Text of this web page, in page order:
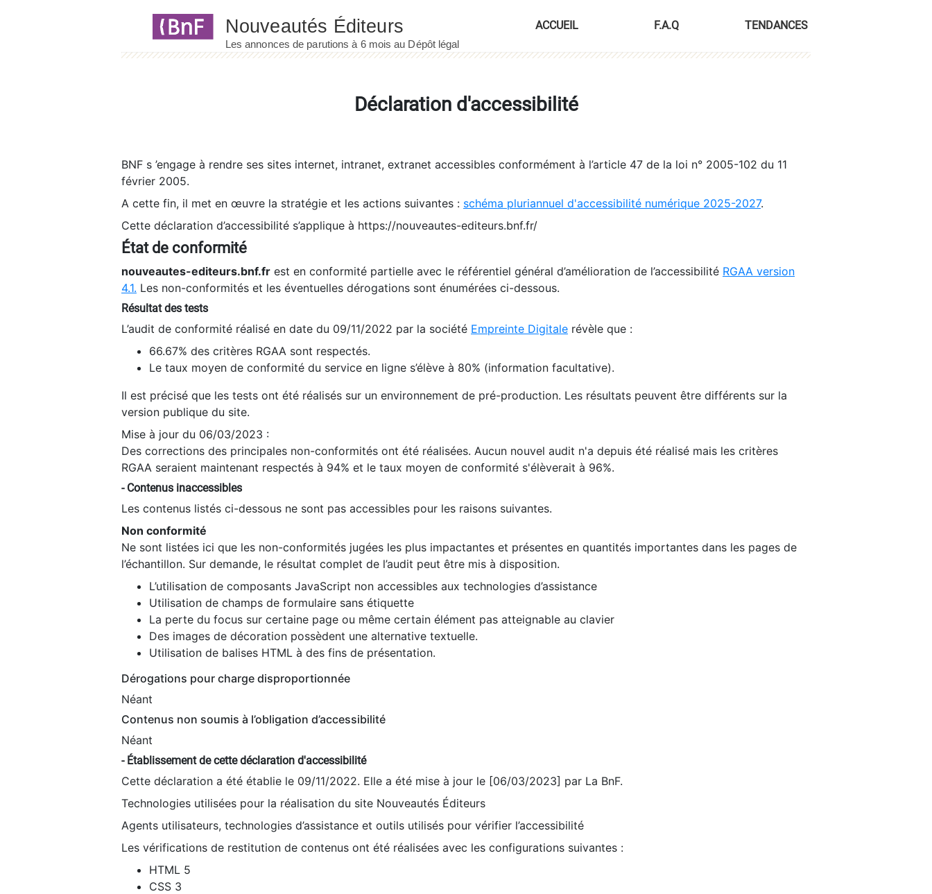
ACCUEIL F.A.Q TENDANCES
Déclaration d'accessibilité
BNF s ’engage à rendre ses sites internet, intranet, extranet accessibles conformément à l’article 47 de la loi n° 2005-102 du 11
février 2005.
A cette fin, il met en œuvre la stratégie et les actions suivantes : schéma pluriannuel d'accessibilité numérique 2025-2027.
Cette déclaration d’accessibilité s’applique à https://nouveautes-editeurs.bnf.fr/
État de conformité
nouveautes-editeurs.bnf.fr est en conformité partielle avec le référentiel général d’amélioration de l’accessibilité RGAA version
4.1. Les non-conformités et les éventuelles dérogations sont énumérées ci-dessous.
Résultat des tests
L’audit de conformité réalisé en date du 09/11/2022 par la société Empreinte Digitale révèle que :
66.67% des critères RGAA sont respectés.
Le taux moyen de conformité du service en ligne s’élève à 80% (information facultative).
Il est précisé que les tests ont été réalisés sur un environnement de pré-production. Les résultats peuvent être différents sur la
version publique du site.
Mise à jour du 06/03/2023 :
Des corrections des principales non-conformités ont été réalisées. Aucun nouvel audit n'a depuis été réalisé mais les critères
RGAA seraient maintenant respectés à 94% et le taux moyen de conformité s'élèverait à 96%.
- Contenus inaccessibles
Les contenus listés ci-dessous ne sont pas accessibles pour les raisons suivantes.
Non conformité
Ne sont listées ici que les non-conformités jugées les plus impactantes et présentes en quantités importantes dans les pages de
l’échantillon. Sur demande, le résultat complet de l’audit peut être mis à disposition.
L’utilisation de composants JavaScript non accessibles aux technologies d’assistance
Utilisation de champs de formulaire sans étiquette
La perte du focus sur certaine page ou même certain élément pas atteignable au clavier
Des images de décoration possèdent une alternative textuelle.
Utilisation de balises HTML à des fins de présentation.
Dérogations pour charge disproportionnée
Néant
Contenus non soumis à l’obligation d’accessibilité
Néant
- Établissement de cette déclaration d'accessibilité
Cette déclaration a été établie le 09/11/2022. Elle a été mise à jour le [06/03/2023] par La BnF.
Technologies utilisées pour la réalisation du site Nouveautés Éditeurs
Agents utilisateurs, technologies d’assistance et outils utilisés pour vérifier l’accessibilité
Les vérifications de restitution de contenus ont été réalisées avec les configurations suivantes :
HTML 5
CSS 3